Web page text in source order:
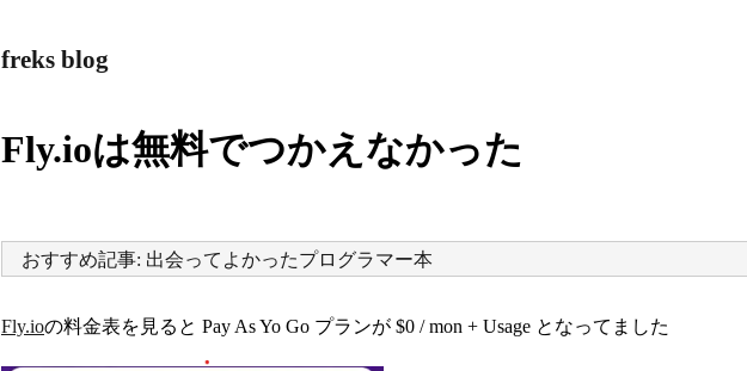
freks blog
Fly.ioは無料でつかえなかった
おすすめ記事: 出会ってよかったプログラマー本
Fly.ioの料金表を見ると Pay As Yo Go プランが $0 / mon + Usage となってました